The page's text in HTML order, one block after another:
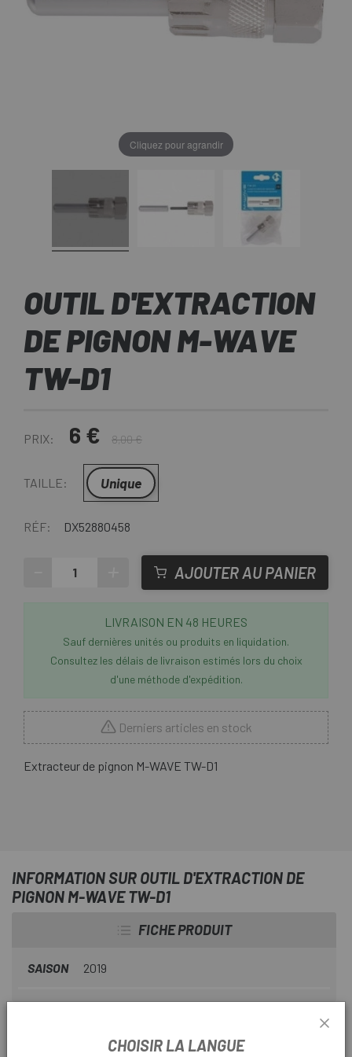
Cliquez pour agrandir
OUTIL D'EXTRACTION
DE PIGNON M-WAVE
TW-D1
PRIX: 6 € 8,00 €
TAILLE: Unique
RÉF: DX52880458
AJOUTER AU PANIER
LIVRAISON EN 48 HEURES
Sauf dernières unités ou produits en liquidation.
Consultez les délais de livraison estimés lors du choix
d'une méthode d'expédition.
Derniers articles en stock
Extracteur de pignon M-WAVE TW-D1
INFORMATION SUR OUTIL D'EXTRACTION DE
PIGNON M-WAVE TW-D1
FICHE PRODUIT
SAISON 2019
CHOISIR LA LANGUE